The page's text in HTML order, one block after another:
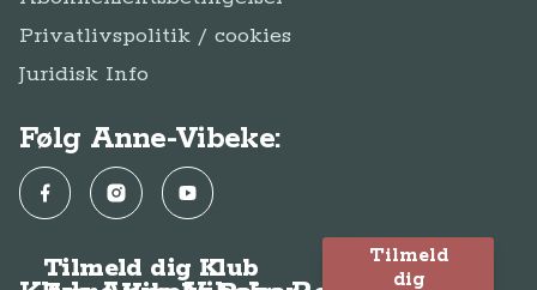
Privatlivspolitik / cookies
Juridisk Info
Følg Anne-Vibeke:
FacebookInstagramYouTube
Tilmeld dig Klub
Tilmeld
dig